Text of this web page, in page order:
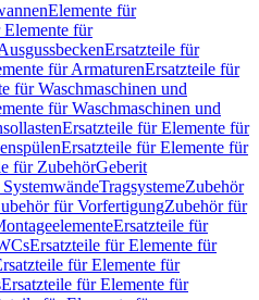
Elemente für
für
Ersatzteile für
für ArmaturenErsatzteile für
für Waschmaschinen und
für Waschmaschinen und
Ersatzteile für Elemente für
Ersatzteile für Elemente für
für ZubehörGeberit
TragsystemeZubehör
für VorfertigungZubehör für
Ersatzteile für
Ersatzteile für Elemente für
für Elemente für
Ersatzteile für Elemente für